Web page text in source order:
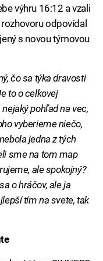
výhru 16:12 a vzali
odpovídal
s novou týmovou
čo sa týka dravosti
to o celkovej
pohľad na vec,
vyberieme niečo,
jedna z tých
sme na tom map
ale spokojný?
o hráčov, ale ja
tím na svete, tak